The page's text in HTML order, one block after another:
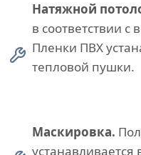
Натяжной
в соответствии
Пленки ПВХ
тепловой пушки.
Маскировка.
устанавливается